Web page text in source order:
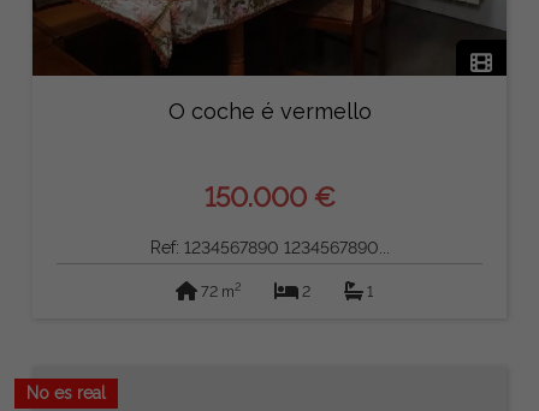
O coche é vermello
150.000 €
Ref: 1234567890 1234567890...
72 m2 2 1
No es real